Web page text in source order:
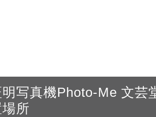
写真機Photo-Me 文芸
所